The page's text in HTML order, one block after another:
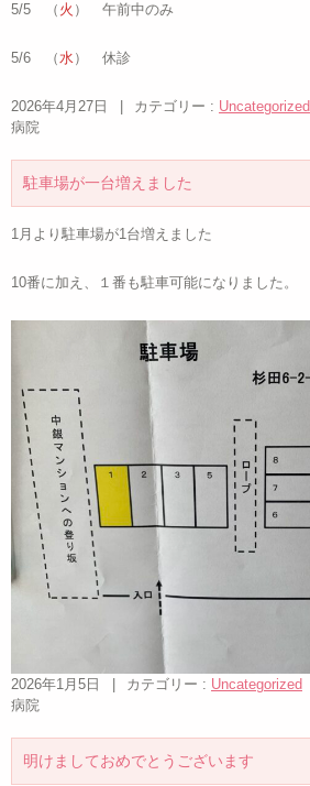
5/5 （ 火 ） 午前中のみ
5/6 （水） 休診
2026年4月27日 カテゴリー : Uncategorized
病院
駐車場が一台増えました
1月より駐車場が1台増えました
10番に加え、１番も駐車可能になりました。
2026年1月5日 カテゴリー : Uncategorized
病院
明けましておめでとうございます